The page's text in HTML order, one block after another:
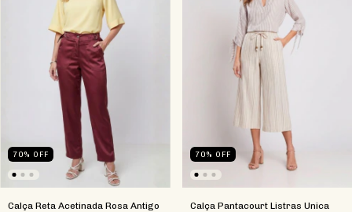
70% OFF
Calça Reta Acetinada Rosa Antigo
70% OFF
Calça Pantacourt Listras Unica